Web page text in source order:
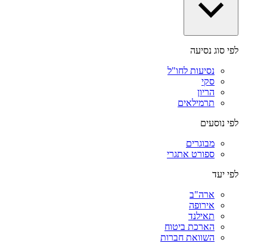
לפי סוג נסיעה
נסיעות לחו"ל
סקי
הריון
תרמילאים
לפי נוסעים
מבוגרים
ספורט אתגרי
לפי יעד
ארה"ב
אירופה
תאילנד
הארכת ביטוח
השוואת חברות